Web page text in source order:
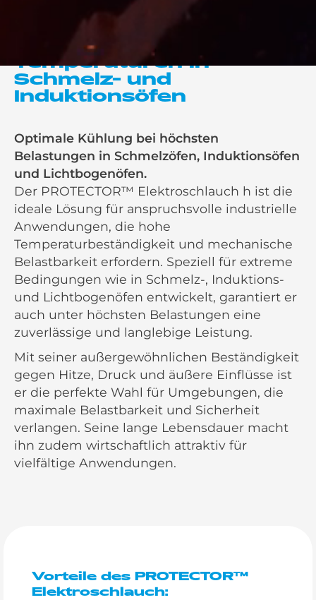
PROTECTOR™
Elektroschlauch: Der
Spezialist für extreme
Temperaturen in
Schmelz- und
Induktionsöfen
Optimale Kühlung bei höchsten
Belastungen in Schmelzöfen, Induktionsöfen
und Lichtbogenöfen.
Der PROTECTOR™ Elektroschlauch h ist die
ideale Lösung für anspruchsvolle industrielle
Anwendungen, die hohe
Temperaturbeständigkeit und mechanische
Belastbarkeit erfordern. Speziell für extreme
Bedingungen wie in Schmelz-, Induktions-
und Lichtbogenöfen entwickelt, garantiert er
auch unter höchsten Belastungen eine
zuverlässige und langlebige Leistung.
Mit seiner außergewöhnlichen Beständigkeit
gegen Hitze, Druck und äußere Einflüsse ist
er die perfekte Wahl für Umgebungen, die
maximale Belastbarkeit und Sicherheit
verlangen. Seine lange Lebensdauer macht
ihn zudem wirtschaftlich attraktiv für
vielfältige Anwendungen.
Vorteile des PROTECTOR™
Elektroschlauch: